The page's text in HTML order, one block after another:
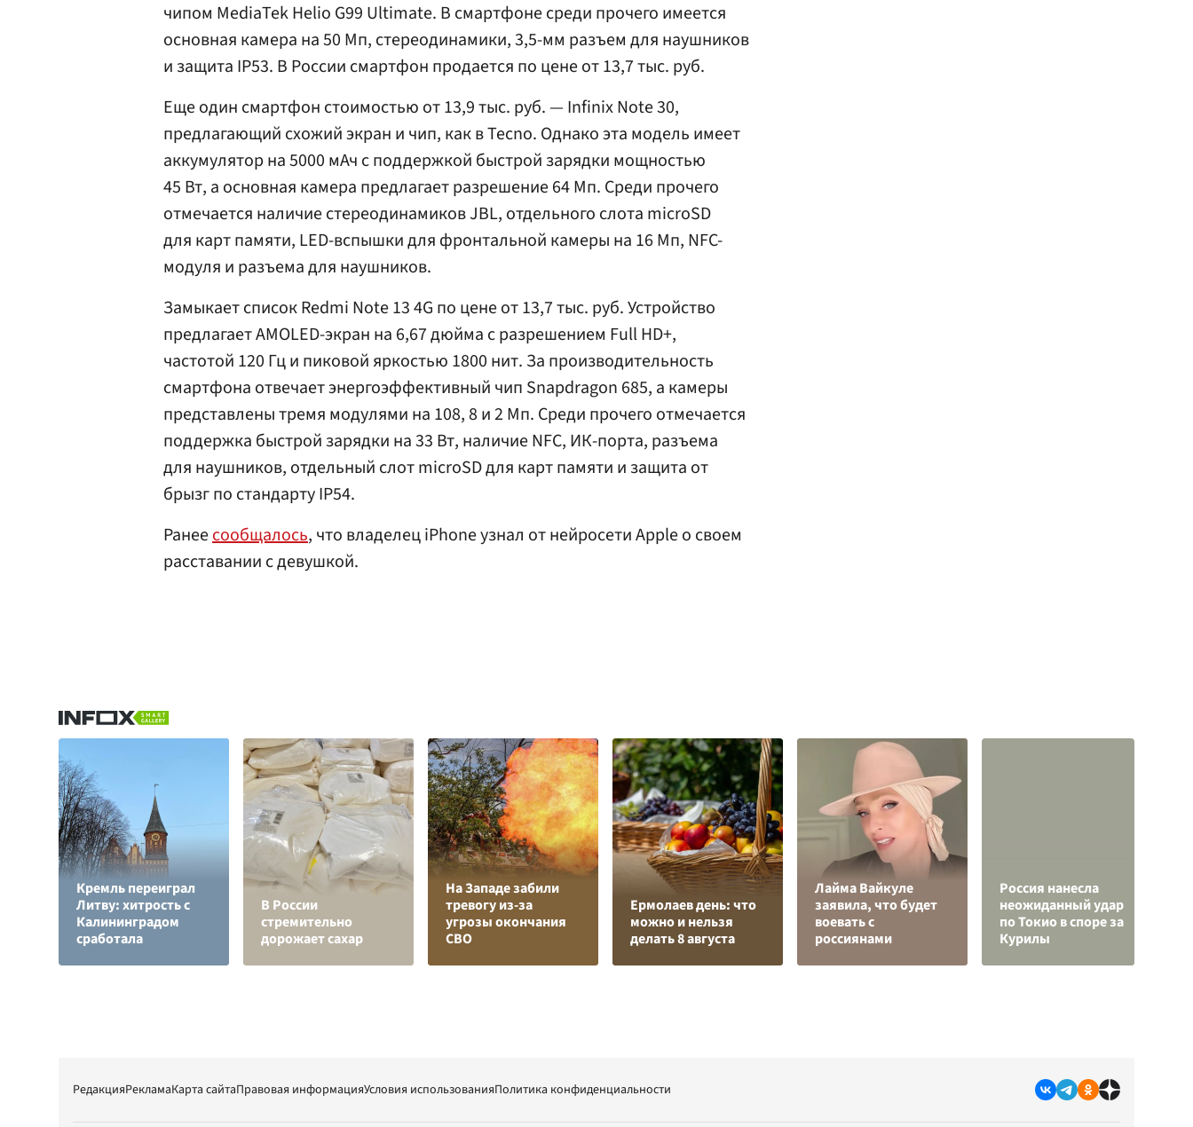
чипом MediaTek Helio G99 Ultimate. В смартфоне среди прочего имеется
основная камера на 50 Мп, стереодинамики, 3,5-мм разъем для наушников
и защита IP53. В России смартфон продается по цене от 13,7 тыс. руб.
Еще один смартфон стоимостью от 13,9 тыс. руб. — Infinix Note 30,
предлагающий схожий экран и чип, как в Tecno. Однако эта модель имеет
аккумулятор на 5000 мАч с поддержкой быстрой зарядки мощностью
45 Вт, а основная камера предлагает разрешение 64 Мп. Среди прочего
отмечается наличие стереодинамиков JBL, отдельного слота microSD
для карт памяти, LED-вспышки для фронтальной камеры на 16 Мп, NFC-
модуля и разъема для наушников.
Замыкает список Redmi Note 13 4G по цене от 13,7 тыс. руб. Устройство
предлагает AMOLED-экран на 6,67 дюйма с разрешением Full HD+,
частотой 120 Гц и пиковой яркостью 1800 нит. За производительность
смартфона отвечает энергоэффективный чип Snapdragon 685, а камеры
представлены тремя модулями на 108, 8 и 2 Мп. Среди прочего отмечается
поддержка быстрой зарядки на 33 Вт, наличие NFC, ИК-порта, разъема
для наушников, отдельный слот microSD для карт памяти и защита от
брызг по стандарту IP54.
Ранеесообщалось, что владелец iPhone узнал от нейросети Apple о своем
расставании с девушкой.
Кремль переиграл
Литву: хитрость с
Калининградом
сработала
В России
стремительно
дорожает сахар
На Западе забили
тревогу из-за
угрозы окончания
СВО
Ермолаев день: что
можно и нельзя
делать 8 августа
Лайма Вайкуле
заявила, что будет
воевать с
россиянами
Россия нанесла
неожиданный удар
по Токио в споре за
Курилы
РедакцияРекламаКарта сайтаПравовая информацияУсловия использованияПолитика конфиденциальности